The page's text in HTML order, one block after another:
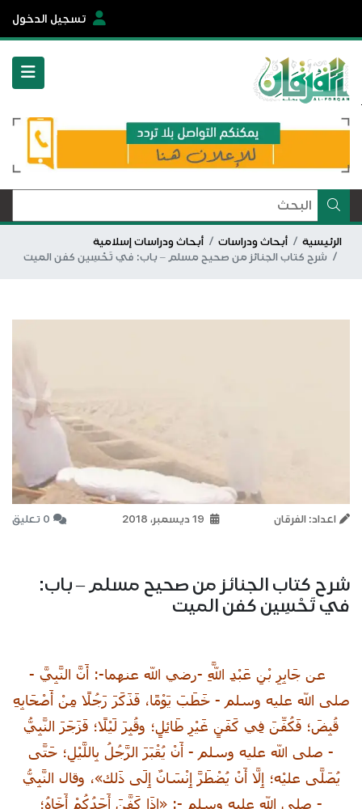
تسجيل الدخول
الرئيسية أبحاث ودراسات
أبحاث ودراسات إسلامية
شرح كتاب الجنائز من صحيح مسلم – باب: في تَحْسِين كفن الميت
اعداد: الفرقان 0 تعليق
شرح كتاب الجنائز من صحيح مسلم – باب:
في تَحْسِين كفن الميت
عن جَابِرِ بْنِ عَبْدِ اللَّهِ -رضي الله عنهما-: أَنَّ النَّبِيَّ -
صلى الله عليه وسلم - خَطَبَ يَوْمًا، فَذَكَرَ رَجُلًا مِنْ أَصْحَابِهِ
قُبِضَ؛ فَكُفِّنَ فِي كَفَنٍ غَيْرِ طَائِلٍ؛ وقُبِرَ لَيْلًا؛ فَزَجَرَ النَّبِيُّ
- صلى الله عليه وسلم - أَنْ يُقْبَرَ الرَّجُلُ بِاللَّيْلِ؛ حَتَّى
يُصَلَّى عليْه؛ إِلَّا أَنْ يُضْطَرَّ إِنْسَانٌ إِلَى ذَلك»، وقال النَّبِيُّ
- صلى الله عليه وسلم -: «إِذَا كَفَّنَ أَحَدُكُمْ أَخَاهُ؛